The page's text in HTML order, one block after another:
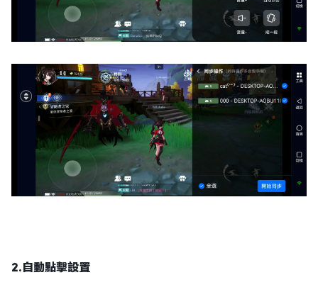
2.自動點擊設置